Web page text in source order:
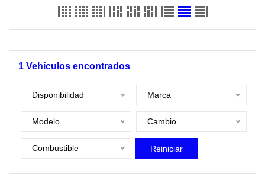
1 Vehículos encontrados
Disponibilidad Marca
Modelo Cambio
Combustible Reiniciar